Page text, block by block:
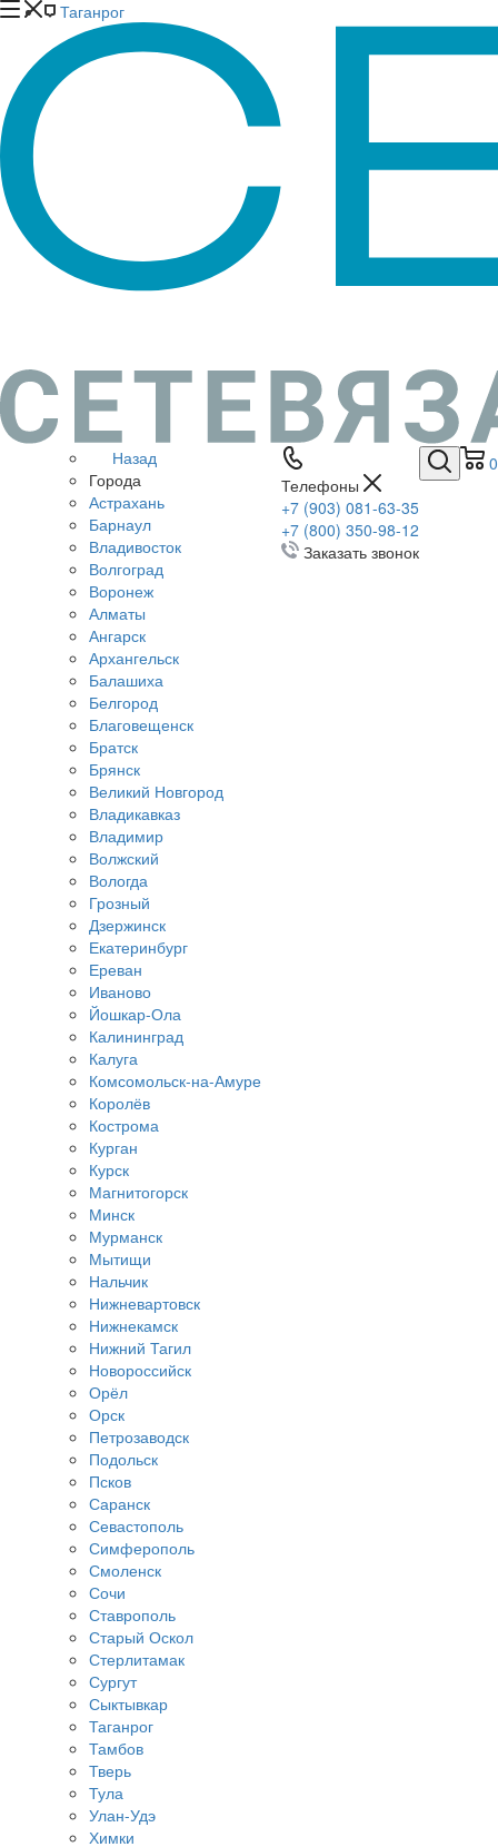
0
Телефоны
+7 (903) 081-63-35
+7 (800) 350-98-12
Заказать звонок
Таганрог
Назад
Города
Астрахань
Барнаул
Владивосток
Волгоград
Воронеж
Алматы
Ангарск
Архангельск
Балашиха
Белгород
Благовещенск
Братск
Брянск
Великий Новгород
Владикавказ
Владимир
Волжский
Вологда
Грозный
Дзержинск
Екатеринбург
Ереван
Иваново
Йошкар-Ола
Калининград
Калуга
Комсомольск-на-Амуре
Королёв
Кострома
Курган
Курск
Магнитогорск
Минск
Мурманск
Мытищи
Нальчик
Нижневартовск
Нижнекамск
Нижний Тагил
Новороссийск
Орёл
Орск
Петрозаводск
Подольск
Псков
Саранск
Севастополь
Симферополь
Смоленск
Сочи
Ставрополь
Старый Оскол
Стерлитамак
Сургут
Сыктывкар
Таганрог
Тамбов
Тверь
Тула
Улан-Удэ
Химки